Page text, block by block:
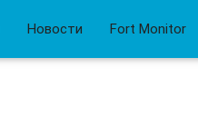
Новости Fort Monitor